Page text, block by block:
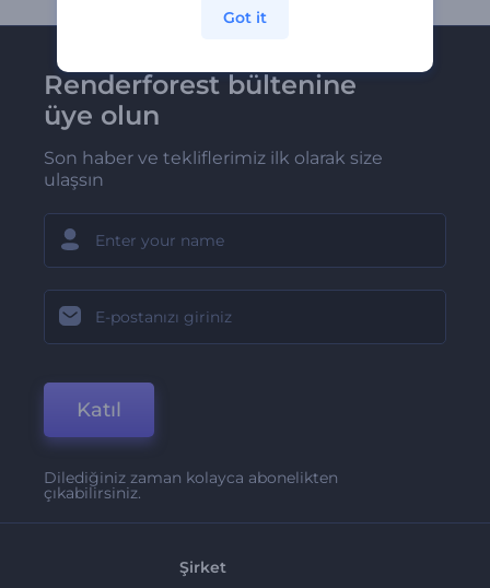
Renderforest bültenine
üye olun
Son haber ve tekliflerimiz ilk olarak size
ulaşsın
Katıl
Dilediğiniz zaman kolayca abonelikten
çıkabilirsiniz.
Şirket
Got it